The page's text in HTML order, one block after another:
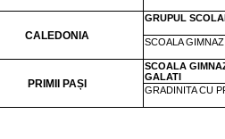
CALEDONIA
GRUPUL
SCOALA
PRIMII PAȘI
SCOALA
GALATI
GRADINITA CU